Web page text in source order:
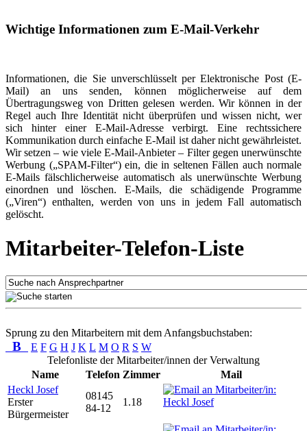
Wichtige Informationen zum E-Mail-Verkehr
Informationen, die Sie unverschlüsselt per Elektronische Post (E-
Mail) an uns senden, können möglicherweise auf dem
Übertragungsweg von Dritten gelesen werden. Wir können in der
Regel auch Ihre Identität nicht überprüfen und wissen nicht, wer
sich hinter einer E-Mail-Adresse verbirgt. Eine rechtssichere
Kommunikation durch einfache E-Mail ist daher nicht gewährleistet.
Wir setzen – wie viele E-Mail-Anbieter – Filter gegen unerwünschte
Werbung („SPAM-Filter“) ein, die in seltenen Fällen auch normale
E-Mails fälschlicherweise automatisch als unerwünschte Werbung
einordnen und löschen. E-Mails, die schädigende Programme
(„Viren“) enthalten, werden von uns in jedem Fall automatisch
gelöscht.
Mitarbeiter-Telefon-Liste
Sprung zu den Mitarbeitern mit dem Anfangsbuchstaben:
B E F G H J K L M O R S W
Telefonliste der Mitarbeiter/innen der Verwaltung
Name
Telefon Zimmer
Mail
Heckl Josef
Erster
Bürgermeister
08145
84-12
1.18